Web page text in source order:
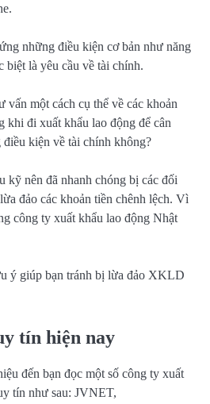
những điều kiện cơ bản như năng
biệt là yêu cầu về tài chính.
vấn một cách cụ thể về các khoản
khi đi xuất khẩu lao động để cân
kiện về tài chính không?
kỹ nên đã nhanh chóng bị các đối
đảo các khoản tiền chênh lệch. Vì
công ty xuất khẩu lao động Nhật
ý giúp bạn tránh bị lừa đảo XKLD
tín hiện nay
đến bạn đọc một số công ty xuất
tín như sau: JVNET,